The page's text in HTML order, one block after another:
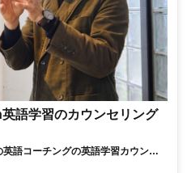
語学習のカウンセリング
・勤務可能◎